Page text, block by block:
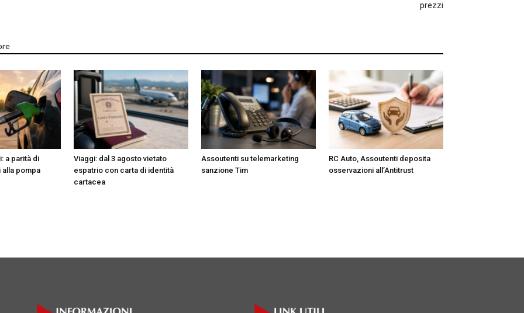
prezzi
a parità di
pompa
Viaggi: dal 3 agosto vietato
espatrio con carta di identità
cartacea
Assoutenti su telemarketing
sanzione Tim
RC Auto, Assoutenti deposita
osservazioni all’Antitrust